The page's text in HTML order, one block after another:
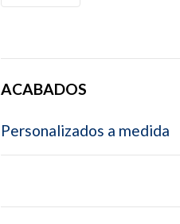
ACABADOS
Personalizados a medida